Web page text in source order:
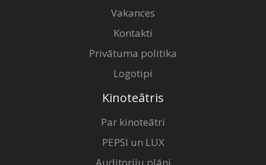
Vakances
Kontakti
Privātuma politika
Logotipi
Kinoteātris
Par kinoteātri
PEPSI un LUX
Auditoriju plāni